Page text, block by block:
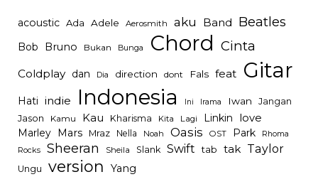
acoustic Ada Adele Aerosmith aku Band Beatles
Bob Bruno Bukan Bunga Chord Cinta
Coldplay dan Dia direction dont Fals feat Gitar
Hati indie Indonesia Ini Irama Iwan Jangan
Jason Kamu Kau Kharisma Kita Lagi Linkin love
Marley Mars Mraz Nella Noah Oasis OST Park Rhoma
Rocks Sheeran Sheila Slank Swift tab tak Taylor
Ungu version Yang